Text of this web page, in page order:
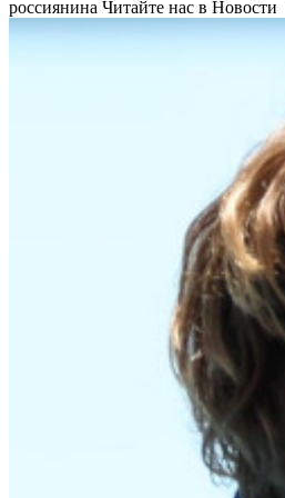
россиянина Читайте нас в Новости